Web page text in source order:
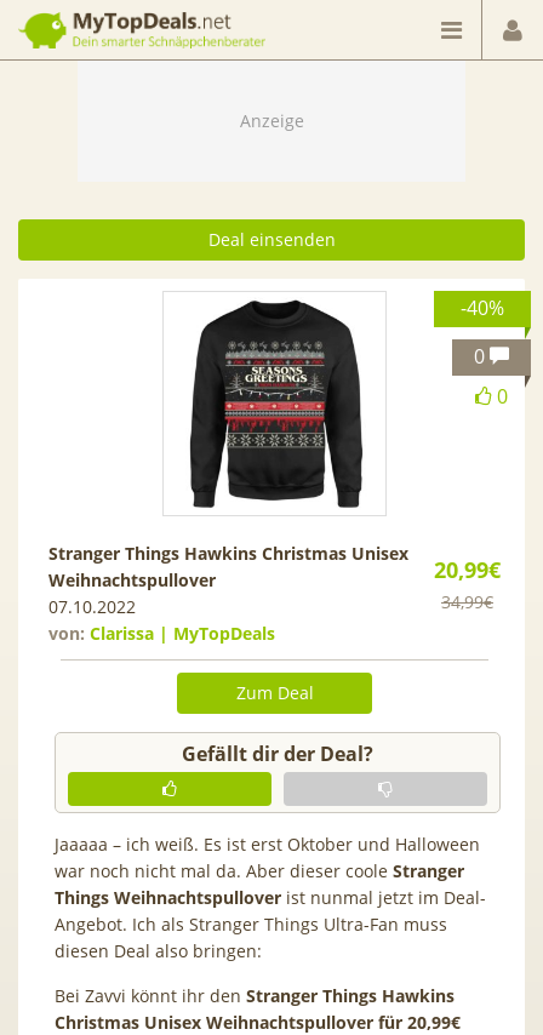
Dein smarter Schnäppchenberater
Deal einsenden
-40%
0
0
20,99€
34,99€
Stranger Things Hawkins Christmas Unisex
Weihnachtspullover
07.10.2022
von: Clarissa | MyTopDeals
Zum Deal
Gefällt dir der Deal?
Jaaaaa – ich weiß. Es ist erst Oktober und Halloween
war noch nicht mal da. Aber dieser coole Stranger
Things Weihnachtspullover ist nunmal jetzt im Deal-
Angebot. Ich als Stranger Things Ultra-Fan muss
diesen Deal also bringen:
Bei Zavvi könnt ihr den Stranger Things Hawkins
Christmas Unisex Weihnachtspullover für 20,99€